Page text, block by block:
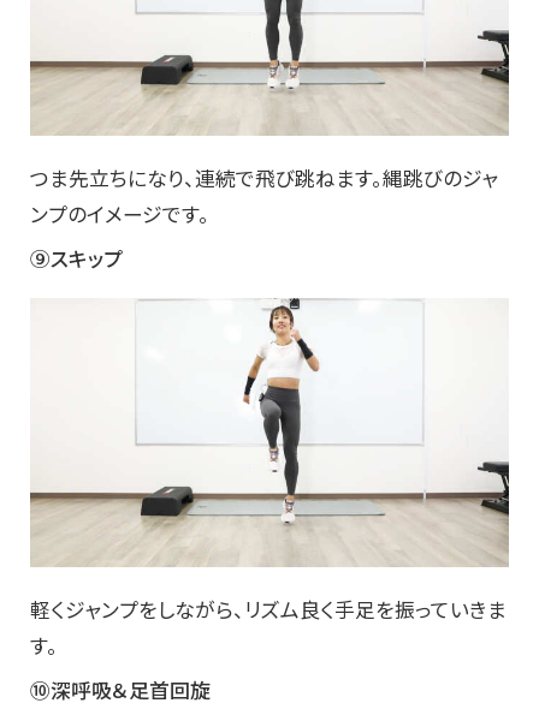
つま先立ちになり、連続で飛び跳ねます。縄跳びのジャ
ンプのイメージです。
⑨スキップ
軽くジャンプをしながら、リズム良く手足を振っていきま
す。
⑩深呼吸＆足首回旋